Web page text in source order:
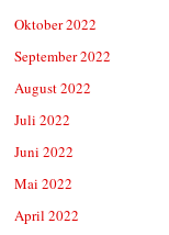
Oktober 2022
September 2022
August 2022
Juli 2022
Juni 2022
Mai 2022
April 2022